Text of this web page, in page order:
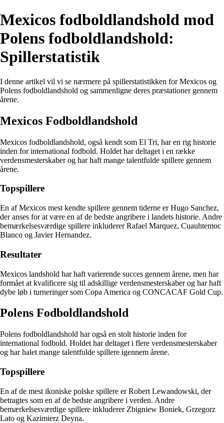
Mexicos fodboldlandshold mod
Polens fodboldlandshold:
Spillerstatistik
I denne artikel vil vi se nærmere på spillerstatistikken for Mexicos og
Polens fodboldlandshold og sammenligne deres præstationer gennem
årene.
Mexicos Fodboldlandshold
Mexicos fodboldlandshold, også kendt som El Tri, har en rig historie
inden for international fodbold. Holdet har deltaget i en række
verdensmesterskaber og har haft mange talentfulde spillere gennem
årene.
Topspillere
En af Mexicos mest kendte spillere gennem tiderne er Hugo Sanchez,
der anses for at være en af de bedste angribere i landets historie. Andre
bemærkelsesværdige spillere inkluderer Rafael Marquez, Cuauhtemoc
Blanco og Javier Hernandez.
Resultater
Mexicos landshold har haft varierende succes gennem årene, men har
formået at kvalificere sig til adskillige verdensmesterskaber og har haft
dybe løb i turneringer som Copa America og CONCACAF Gold Cup.
Polens Fodboldlandshold
Polens fodboldlandshold har også en stolt historie inden for
international fodbold. Holdet har deltaget i flere verdensmesterskaber
og har halet mange talentfulde spillere igennem årene.
Topspillere
En af de mest ikoniske polske spillere er Robert Lewandowski, der
betragtes som en af de bedste angribere i verden. Andre
bemærkelsesværdige spillere inkluderer Zbigniew Boniek, Grzegorz
Lato og Kazimierz Deyna.